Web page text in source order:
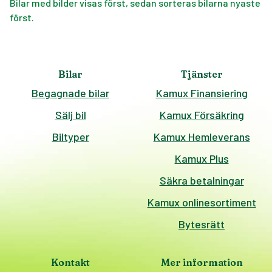
Bilar med bilder visas först, sedan sorteras bilarna nyaste
först.
Bilar
Begagnade bilar
Sälj bil
Biltyper
Tjänster
Kamux Finansiering
Kamux Försäkring
Kamux Hemleverans
Kamux Plus
Säkra betalningar
Kamux onlinesortiment
Bytesrätt
Kontakt Mer information